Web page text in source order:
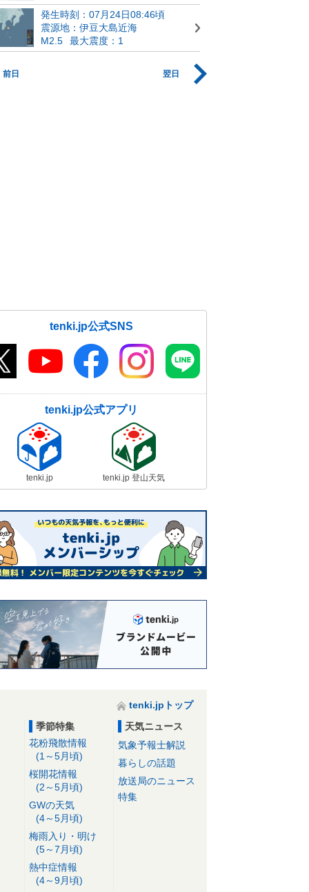
発生時刻：07月24日08:46頃
震源地：伊豆大島近海
M2.5
最大震度：1
前日 翌日
tenki.jp公式SNS
tenki.jp公式アプリ
tenki.jp tenki.jp 登山天気
tenki.jpトップ
季節特集
花粉飛散情報
(1～5月頃)
桜開花情報
(2～5月頃)
GWの天気
(4～5月頃)
梅雨入り・明け
(5～7月頃)
熱中症情報
(4～9月頃)
天気ニュース
気象予報士解説
暮らしの話題
放送局のニュース
特集